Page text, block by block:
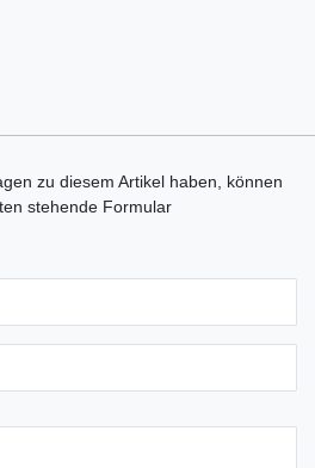
zu diesem Artikel haben, können
stehende Formular